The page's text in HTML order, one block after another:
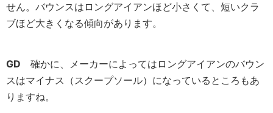
せん。バウンスはロングアイアンほど小さくて、短いクラ
ブほど大きくなる傾向があります。
GD 確かに、メーカーによってはロングアイアンのバウン
スはマイナス（スクープソール）になっているところもあ
りますね。